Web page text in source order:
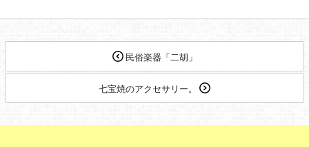
民俗楽器「二胡」
七宝焼のアクセサリー。